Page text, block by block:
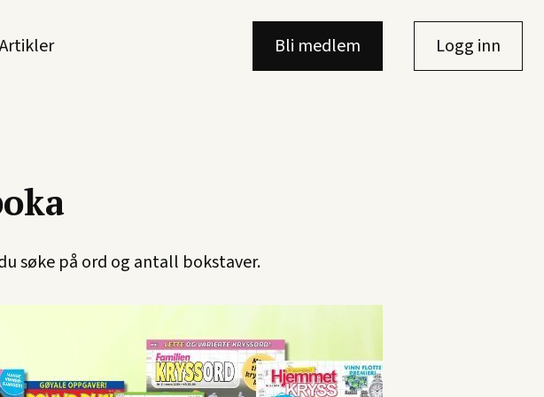
Artikler Bli medlem Logg inn
søke på ord og antall bokstaver.